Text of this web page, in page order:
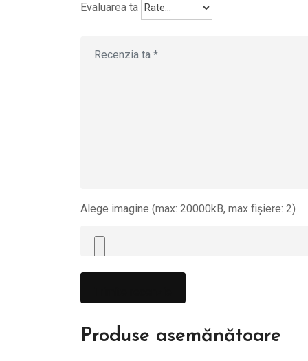
Evaluarea ta
Alege imagine (max: 20000kB, max fișiere: 2)
Produse asemănătoare